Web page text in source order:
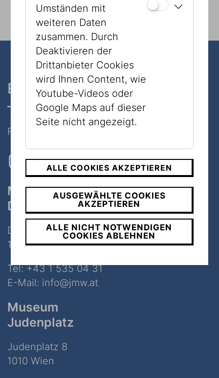
Ein Museum, zwei Standorte
– nur 7 Minuten zu Fuß
Folgen Sie uns auf Social Media
Museum
Dorotheergasse
Dorotheergasse 11
1010 Wien
Tel:+43 1 535 04 31
E-Mail: info@jmw.at
Museum
Judenplatz
Judenplatz 8
1010 Wien
Umständen mit
weiteren Daten
zusammen. Durch
Deaktivieren der
Drittanbieter Cookies
wird Ihnen Content, wie
Youtube-Videos oder
Google Maps auf dieser
Seite nicht angezeigt.
ALLE COOKIES AKZEPTIEREN
AUSGEWÄHLTE COOKIES
AKZEPTIEREN
ALLE NICHT NOTWENDIGEN
COOKIES ABLEHNEN